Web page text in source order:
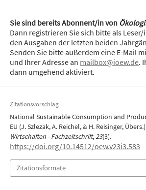
Sie sind bereits Abonnent/in von
Dann registrieren Sie sich bitte als Leser/
den Ausgaben der letzten beiden
Senden Sie bitte außerdem eine E-Mail
und Ihrer Adresse an mailbox@ioew.de.
dann umgehend aktiviert.
Zitationsvorschlag
National Sustainable Consumption and
EU (J. Szlezak, A. Reichel, & H. Reisinger,
Wirtschaften - Fachzeitschrift,23(3).
https://doi.org/10.14512/oew.v23i3.583
Zitationsformate